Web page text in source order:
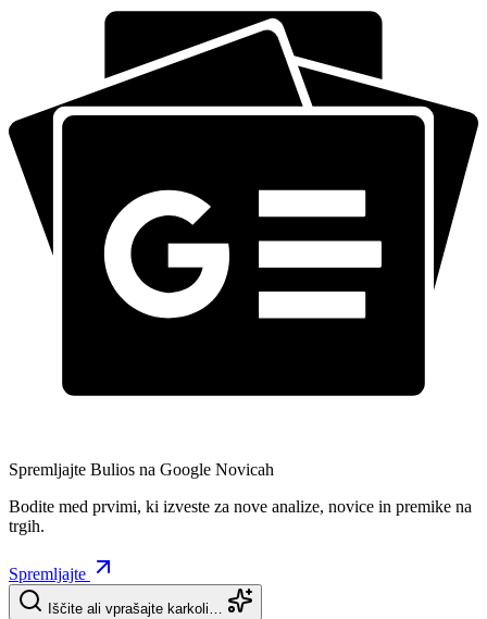
Spremljajte Bulios na Google Novicah
Bodite med prvimi, ki izveste za nove analize, novice in premike na
trgih.
Spremljajte
Iščite ali vprašajte karkoli…